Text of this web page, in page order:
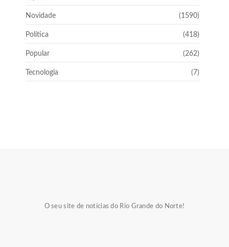
Novidade (1590)
Política (418)
Popular (262)
Tecnologia (7)
O seu site de notícias do Rio Grande do Norte!